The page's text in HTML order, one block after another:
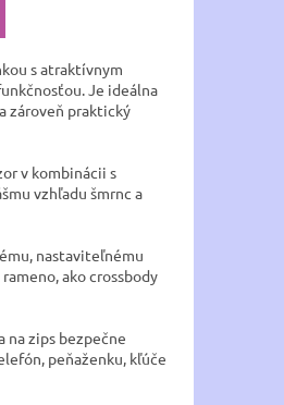
s atraktívnym
Je ideálna
zároveň praktický
v kombinácii s
vzhľadu šmrnc a
nastaviteľnému
ako crossbody
na zips bezpečne
peňaženku, kľúče